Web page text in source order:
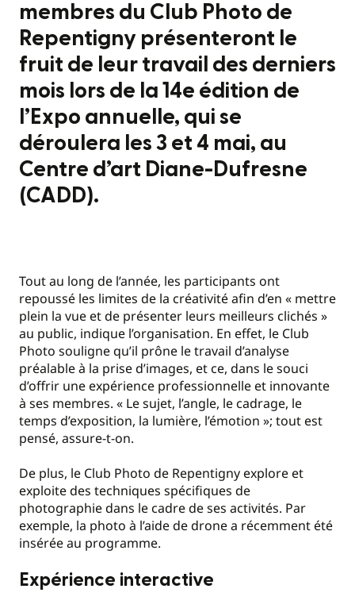
membres du Club Photo de
Repentigny présenteront le
fruit de leur travail des derniers
mois lors de la 14e édition de
l’Expo annuelle, qui se
déroulera les 3 et 4 mai, au
Centre d’art Diane-Dufresne
(CADD).
Tout au long de l’année, les participants ont
repoussé les limites de la créativité afin d’en « mettre
plein la vue et de présenter leurs meilleurs clichés »
au public, indique l’organisation. En effet, le Club
Photo souligne qu’il prône le travail d’analyse
préalable à la prise d’images, et ce, dans le souci
d’offrir une expérience professionnelle et innovante
à ses membres. « Le sujet, l’angle, le cadrage, le
temps d’exposition, la lumière, l’émotion »; tout est
pensé, assure-t-on.
De plus, le Club Photo de Repentigny explore et
exploite des techniques spécifiques de
photographie dans le cadre de ses activités. Par
exemple, la photo à l’aide de drone a récemment été
insérée au programme.
Expérience interactive